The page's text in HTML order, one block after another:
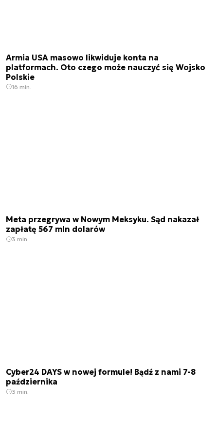
Armia USA masowo likwiduje konta na
platformach. Oto czego może nauczyć się Wojsko
Polskie
16 min.
Meta przegrywa w Nowym Meksyku. Sąd nakazał
zapłatę 567 mln dolarów
3 min.
Cyber24 DAYS w nowej formule! Bądź z nami 7-8
października
3 min.